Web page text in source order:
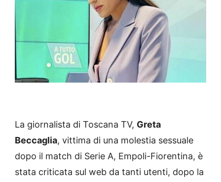
La giornalista di Toscana TV, Greta
Beccaglia, vittima di una molestia sessuale
dopo il match di Serie A, Empoli-Fiorentina, è
stata criticata sul web da tanti utenti, dopo la